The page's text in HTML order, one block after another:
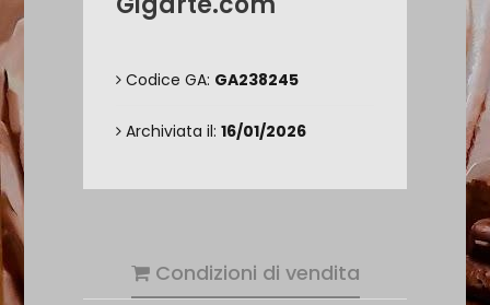
Codice GA: GA238245
Archiviata il: 16/01/2026
Condizioni di vendita